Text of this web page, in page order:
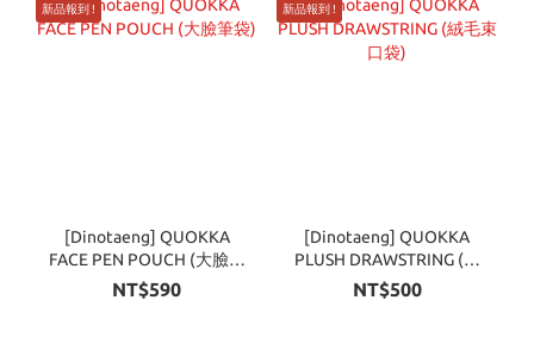
新品報到 !
[Dinotaeng] QUOKKA
FACE PEN POUCH (大臉筆
袋)
NT$590
新品報到 !
[Dinotaeng] QUOKKA
PLUSH DRAWSTRING (絨
毛束口袋)
NT$500